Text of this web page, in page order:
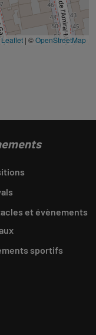
Leaflet | ©OpenStreetMap
et évènements
sportifs